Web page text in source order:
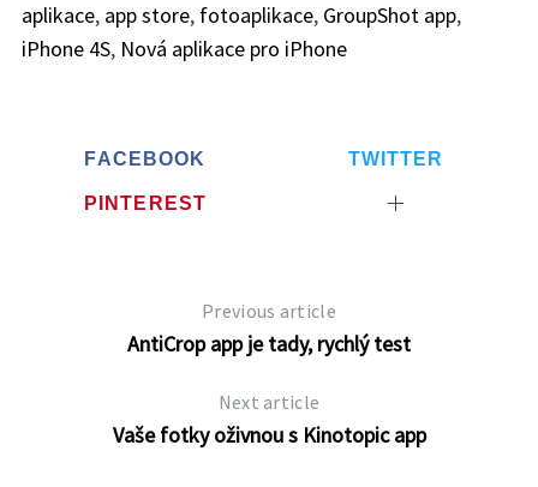
aplikace, app store, fotoaplikace, GroupShot app,
iPhone 4S, Nová aplikace pro iPhone
FACEBOOK TWITTER
PINTEREST
Previous article
AntiCrop app je tady, rychlý test
Next article
Vaše fotky oživnou s Kinotopic app